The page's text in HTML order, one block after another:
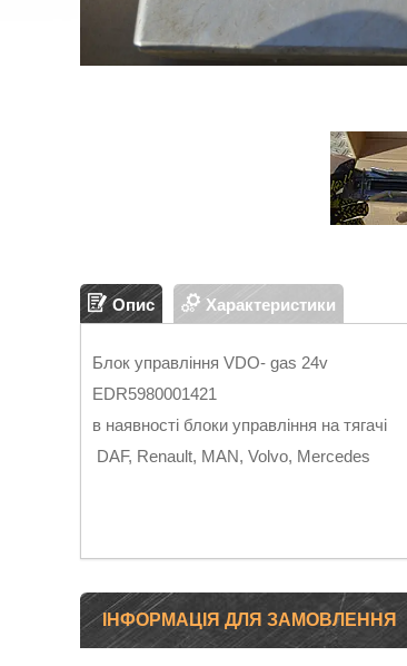
Опис Характеристики
Блок управління VDO- gas 24v
EDR5980001421
в наявності блоки управління на тягачі
DAF, Renault, MAN, Volvo, Mercedes
ІНФОРМАЦІЯ ДЛЯ ЗАМОВЛЕННЯ